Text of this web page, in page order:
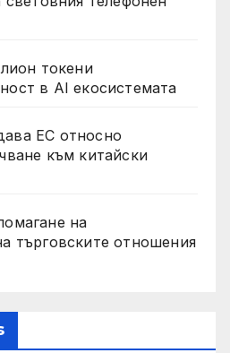
токени
в AI екосистемата
ЕС относно
към китайски
на
търговските отношения